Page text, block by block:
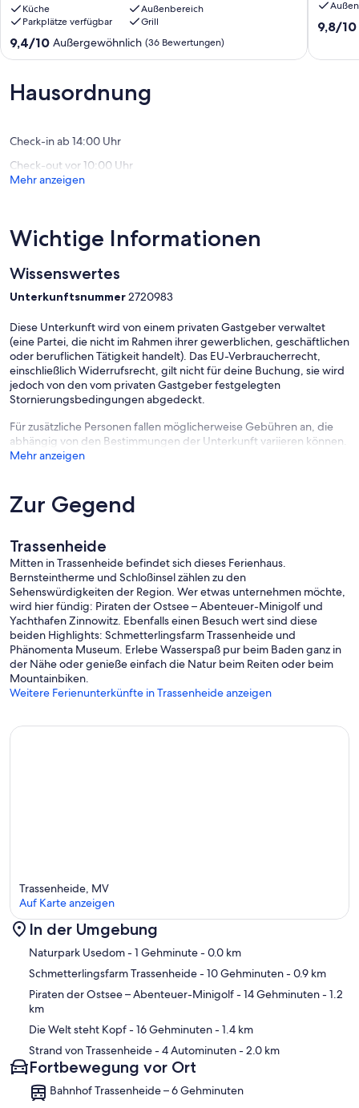
Crisby
-
ruhige
Lage
Stellplatz
am
Küche
Außenbereich
Parkplätze verfügbar
Grill
9.4
von
Außergewöhnlich,
(36
9,4/10 Außergewöhnlich (36 Bewertungen)
9.8
9,8/10
Hausordnung
Check-in ab 14:00 Uhr
Check-out vor 10:00 Uhr
Mehr anzeigen
Wichtige Informationen
Wissenswertes
Unterkunftsnummer2720983
Diese Unterkunft wird von einem privaten Gastgeber verwaltet
(eine Partei, die nicht im Rahmen ihrer gewerblichen, geschäftlichen
oder beruflichen Tätigkeit handelt). Das EU-Verbraucherrecht,
einschließlich Widerrufsrecht, gilt nicht für deine Buchung, sie wird
jedoch von den vom privaten Gastgeber festgelegten
Stornierungsbedingungen abgedeckt.
Für zusätzliche Personen fallen möglicherweise Gebühren an, die
abhängig von den Bestimmungen der Unterkunft variieren können.
Mehr anzeigen
Zur Gegend
Trassenheide
Mitten in Trassenheide befindet sich dieses Ferienhaus.
Bernsteintherme und Schloßinsel zählen zu den
Sehenswürdigkeiten der Region. Wer etwas unternehmen möchte,
wird hier fündig: Piraten der Ostsee – Abenteuer-Minigolf und
Yachthafen Zinnowitz. Ebenfalls einen Besuch wert sind diese
beiden Highlights: Schmetterlingsfarm Trassenheide und
Phänomenta Museum. Erlebe Wasserspaß pur beim Baden ganz in
der Nähe oder genieße einfach die Natur beim Reiten oder beim
Mountainbiken.
Weitere Ferienunterkünfte in Trassenheide anzeigen
Karte
Trassenheide, MV
Auf Karte anzeigen
In der Umgebung
Naturpark Usedom- 1 Gehminute- 0.0 km
Schmetterlingsfarm Trassenheide- 10 Gehminuten- 0.9 km
Piraten der Ostsee – Abenteuer-Minigolf- 14 Gehminuten- 1.2
km
Die Welt steht Kopf- 16 Gehminuten- 1.4 km
Strand von Trassenheide- 4 Autominuten- 2.0 km
Fortbewegung vor Ort
Bahnhof Trassenheide – 6 Gehminuten